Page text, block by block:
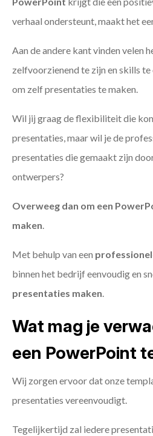
verhaal ondersteunt, maakt het
Aan de andere kant vinden velen
zelfvoorzienend te zijn en skills
om zelf presentaties te maken.
Wil jij graag de flexibiliteit die
presentaties, maar wil je de
presentaties die gemaakt zijn
ontwerpers?
Overweeg dan om een
maken.
Met behulp van een
binnen het bedrijf eenvoudig en
presentaties maken.
Wat mag je
een PowerPoint
Wij zorgen ervoor dat onze
presentaties vereenvoudigt.
Tegelijkertijd zal iedere